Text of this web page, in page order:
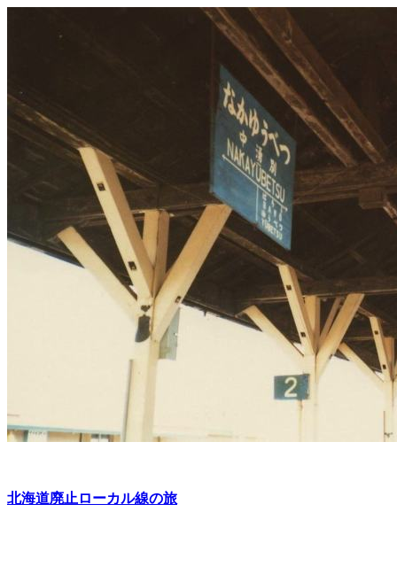
北海道廃止ローカル線の旅